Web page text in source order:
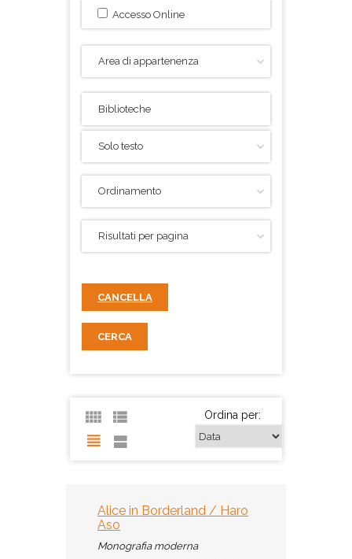
Accesso Online
CANCELLA
CERCA
Ordina per:
Alice in Borderland / Haro
Aso
Monografia moderna